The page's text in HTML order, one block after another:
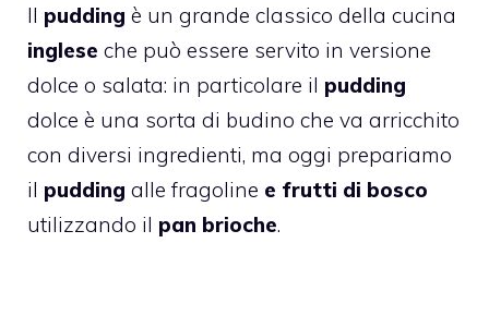
Il pudding è un grande classico della cucina
inglese che può essere servito in versione
dolce o salata: in particolare il pudding
dolce è una sorta di budino che va arricchito
con diversi ingredienti, ma oggi prepariamo
il pudding alle fragoline e frutti di bosco
utilizzando il pan brioche.